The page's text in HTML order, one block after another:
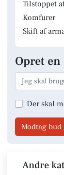
Tilstoppet
Komfurer
Skift af
Opret en
Der skal
Modtag bud
Andre